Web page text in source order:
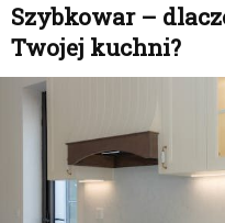
Szybkowar –
Twojej kuchni?